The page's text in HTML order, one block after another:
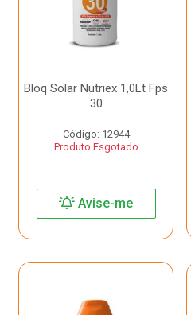
Bloq Solar Nutriex 1,0Lt Fps
30
Código: 12944
Produto Esgotado
Avise-me